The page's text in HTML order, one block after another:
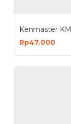
Rp47.000